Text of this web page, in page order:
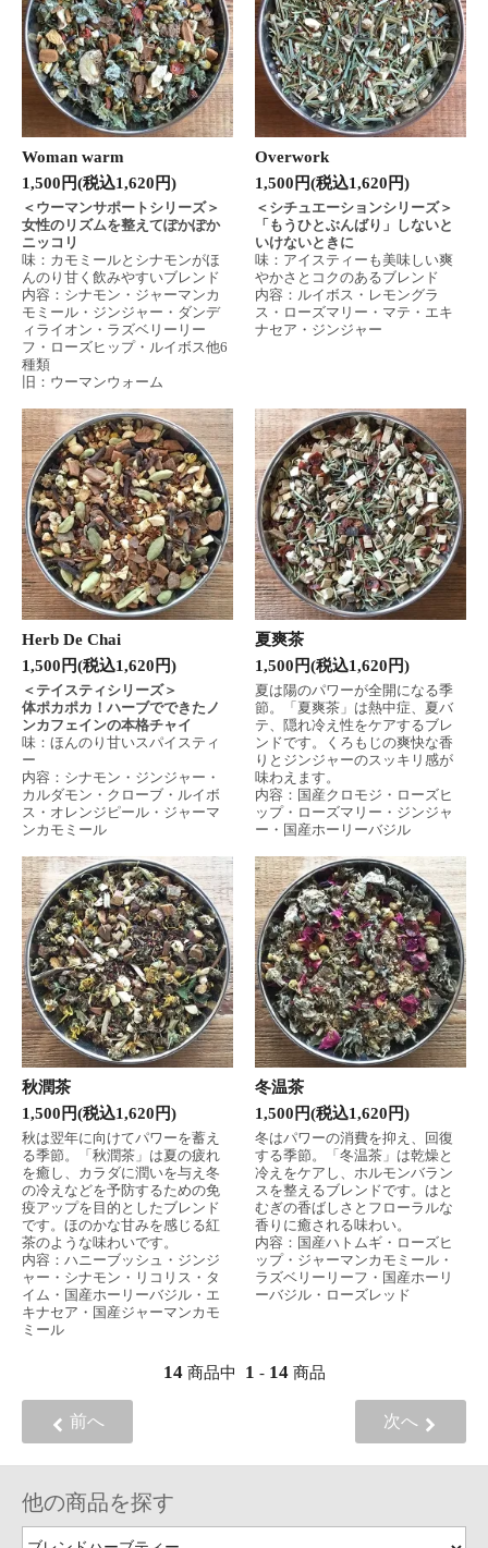
Woman warm
1,500円(税込1,620円)
＜ウーマンサポートシリーズ＞
女性のリズムを整えてぽかぽか
ニッコリ
味：カモミールとシナモンがほ
んのり甘く飲みやすいブレンド
内容：シナモン・ジャーマンカ
モミール・ジンジャー・ダンデ
ィライオン・ラズベリーリー
フ・ローズヒップ・ルイボス他6
種類
旧：ウーマンウォーム
Overwork
1,500円(税込1,620円)
＜シチュエーションシリーズ＞
「もうひとぶんばり」しないと
いけないときに
味：アイスティーも美味しい爽
やかさとコクのあるブレンド
内容：ルイボス・レモングラ
ス・ローズマリー・マテ・エキ
ナセア・ジンジャー
Herb De Chai
1,500円(税込1,620円)
＜テイスティシリーズ＞
体ポカポカ！ハーブでできたノ
ンカフェインの本格チャイ
味：ほんのり甘いスパイスティ
ー
内容：シナモン・ジンジャー・
カルダモン・クローブ・ルイボ
ス・オレンジピール・ジャーマ
ンカモミール
夏爽茶
1,500円(税込1,620円)
夏は陽のパワーが全開になる季
節。「夏爽茶」は熱中症、夏バ
テ、隠れ冷え性をケアするブレ
ンドです。くろもじの爽快な香
りとジンジャーのスッキリ感が
味わえます。
内容：国産クロモジ・ローズヒ
ップ・ローズマリー・ジンジャ
ー・国産ホーリーバジル
秋潤茶
1,500円(税込1,620円)
秋は翌年に向けてパワーを蓄え
る季節。「秋潤茶」は夏の疲れ
を癒し、カラダに潤いを与え冬
の冷えなどを予防するための免
疫アップを目的としたブレンド
です。ほのかな甘みを感じる紅
茶のような味わいです。
内容：ハニーブッシュ・ジンジ
ャー・シナモン・リコリス・タ
イム・国産ホーリーバジル・エ
キナセア・国産ジャーマンカモ
ミール
冬温茶
1,500円(税込1,620円)
冬はパワーの消費を抑え、回復
する季節。「冬温茶」は乾燥と
冷えをケアし、ホルモンバラン
スを整えるブレンドです。はと
むぎの香ばしさとフローラルな
香りに癒される味わい。
内容：国産ハトムギ・ローズヒ
ップ・ジャーマンカモミール・
ラズベリーリーフ・国産ホーリ
ーバジル・ローズレッド
14 商品中 1 -14 商品
前へ 次へ
他の商品を探す